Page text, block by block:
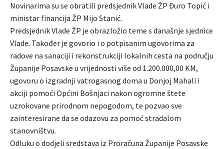
Novinarima su se obratili predsjednik Vlade ŽP Đuro Topić i
ministar financija ŽP Mijo Stanić.
Predsjednik Vlade ŽP je obrazložio teme s današnje sjednice
Vlade. Također je govorio i o potpisanim ugovorima za
radove na sanaciji i rekonstrukciji lokalnih cesta na području
Županije Posavske u vrijednosti više od 1.200.000,00 KM,
ugovoru o izgradnji vatrogasnog doma u Donjoj Mahali i
akciji pomoći Općini Bošnjaci nakon ogromne štete
uzrokovane prirodnom nepogodom, te pozvao sve
zainteresirane da se odazovu za pomoć stradalom
stanovništvu.
Odluku o dodjeli sredstava iz Proračuna Županije Posavske